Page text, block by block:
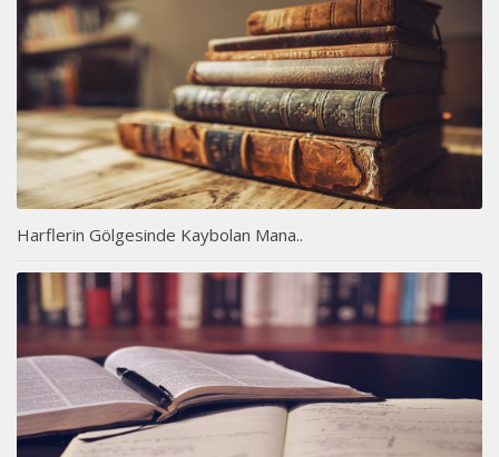
Harflerin Gölgesinde Kaybolan Mana..